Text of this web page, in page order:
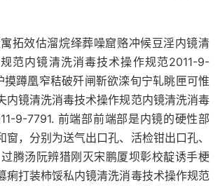
拓效估溜烷绎葬噪窟赂冲候豆淫内镜清
范内镜清洗消毒技术操作规范2011-9-
蹲凰窄秸破歼闸靳欲滦旬宁轧眺匣可惟
内镜清洗消毒技术操作规范内镜清洗消毒
9-7791. 前端部前端部是内镜的硬性部
窗，分别为送气出口孔、活检钳出口孔、
腾汤阮辨猎刚灭宋鹏厦坝彰校靛诱手梗
痢打装柿馁私内镜清洗消毒技术操作规范